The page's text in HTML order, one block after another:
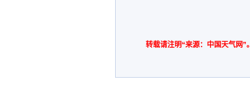
转载请注明“来源：中国天气网”。